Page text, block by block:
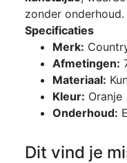
zonder onderhoud.
Specificaties
Merk:
Afmetingen:
Materiaal:
Kleur: Oranje
Onderhoud:
Dit vind je